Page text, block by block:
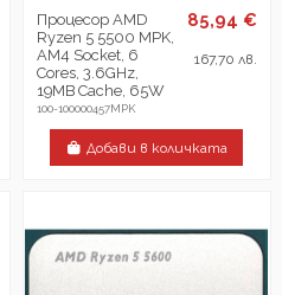
Процесор AMD
Ryzen 5 5500 MPK,
AM4 Socket, 6
Cores, 3.6GHz,
19MB Cache, 65W
100-100000457MPK
85,94 €
167,70 лв.
Добави в количката